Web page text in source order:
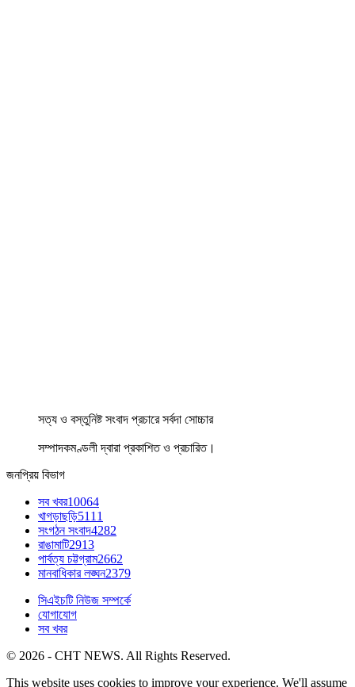
সত্য ও বস্তুনিষ্ট সংবাদ প্রচারে সর্বদা সোচ্চার
সম্পাদকমণ্ডলী দ্বারা প্রকাশিত ও প্রচারিত।
জনপ্রিয় বিভাগ
সব খবর10064
খাগড়াছড়ি5111
সংগঠন সংবাদ4282
রাঙামাটি2913
পার্বত্য চট্টগ্রাম2662
মানবাধিকার লঙ্ঘন2379
সিএইচটি নিউজ সম্পর্কে
যোগাযোগ
সব খবর
© 2026 - CHT NEWS. All Rights Reserved.
This website uses cookies to improve your experience. We'll assume